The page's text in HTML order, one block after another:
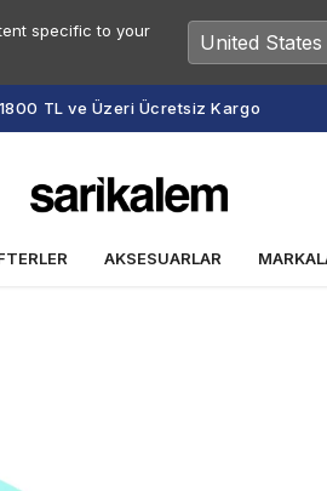
specific to your
Kargo
AKSESUARLAR